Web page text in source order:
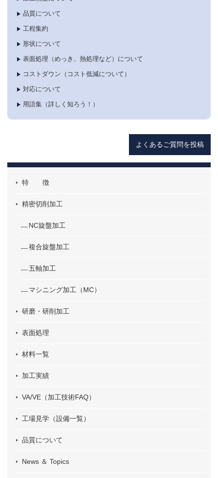
品質について
工程集約
形状について
表面処理（めっき、熱処理など）について
コストダウン（コスト低減について）
対応について
用語集（詳しく知ろう！）
よくあるご質問を投稿
特 徴
精密切削加工
NC旋盤加工
複合旋盤加工
五軸加工
マシニング加工（MC）
研磨・研削加工
表面処理
材料一覧
加工実績
VA/VE（加工技術FAQ）
工場見学（設備一覧）
品質について
News ＆ Topics